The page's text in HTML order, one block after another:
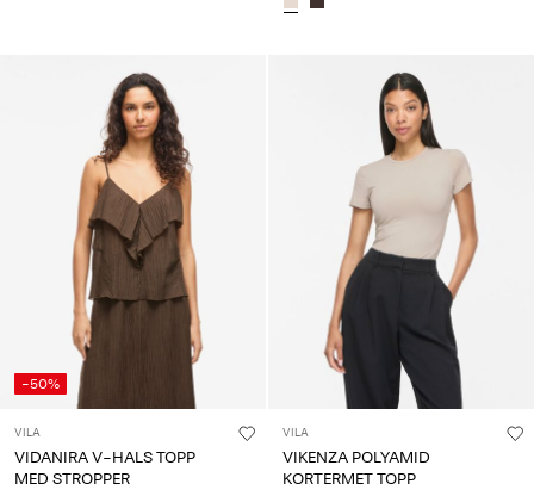
-50%
VILA
VIDANIRA V-HALS TOPP
MED STROPPER
VILA
VIKENZA POLYAMID
KORTERMET TOPP